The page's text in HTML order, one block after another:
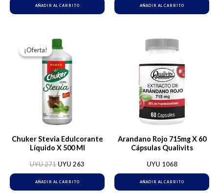
AÑADIR AL CARRITO AÑADIR AL CARRITO
¡Oferta!
¡Oferta!
Chuker Stevia Edulcorante
Líquido X 500 Ml
UYU271
El
precio
original
era:
UYU 271.
UYU 263
AÑADIR AL CARRITO
Arandano Rojo 715mg X 60
Cápsulas Qualivits
UYU 1068
AÑADIR AL CARRITO